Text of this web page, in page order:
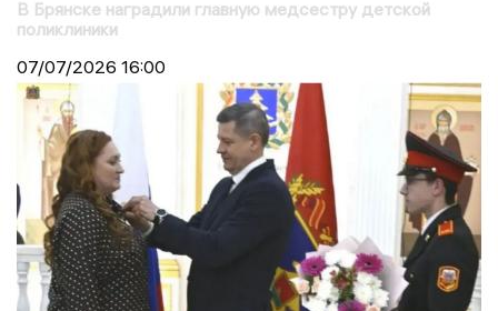
В Брянске наградили главную медсестру детской
поликлиники
07/07/2026 16:00